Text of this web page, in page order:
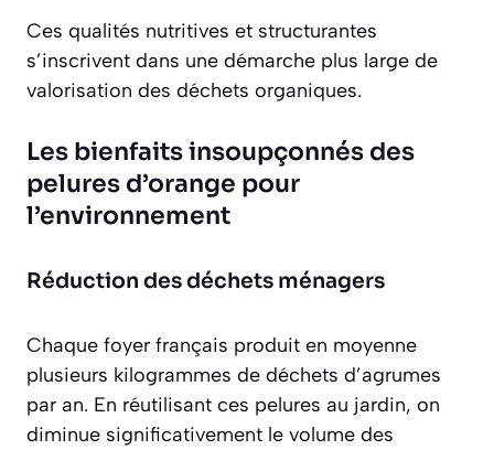
Ces qualités nutritives et structurantes
s’inscrivent dans une démarche plus large de
valorisation des déchets organiques.
Les bienfaits insoupçonnés des
pelures d’orange pour
l’environnement
Réduction des déchets ménagers
Chaque foyer français produit en moyenne
plusieurs kilogrammes de déchets d’agrumes
par an. En réutilisant ces pelures au jardin, on
diminue significativement le volume des